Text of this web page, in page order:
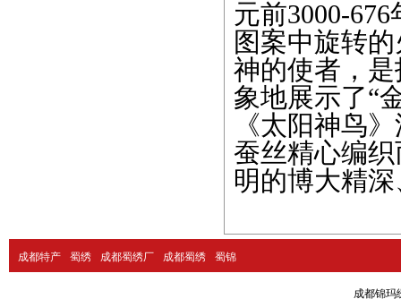
元前3000-
图案中旋转
神的使者，
象地展示了“
《太阳神鸟
蚕丝精心编
明的博大精
成都特产 蜀绣 成都蜀绣厂 成都蜀绣 蜀锦
成都锦玛